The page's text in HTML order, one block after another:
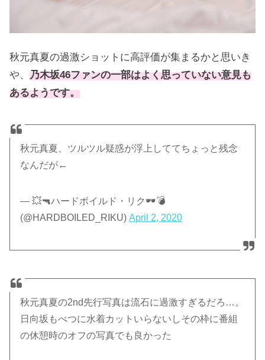
秋元真夏の過激ショットに高評価が集まるかと思いき
や、乃木坂46ファンの一部はよく思っていない意見も
あるようです。
秋元真夏、ツルツル疑惑が浮上しててちょっと残念
なんだが←
— 💥🔫ハードボイルド・リク🕶️💣
(@HARDBOILED_RIKU)April 2, 2020
秋元真夏の2nd先行写真は流石に過激すぎるだろ…。
日向坂もべつに水着カットいらないしその枠に番組
の休憩時のオフの写真でも良かった